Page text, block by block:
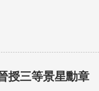
授三等景星勳章